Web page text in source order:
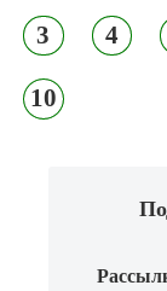
3 4
10